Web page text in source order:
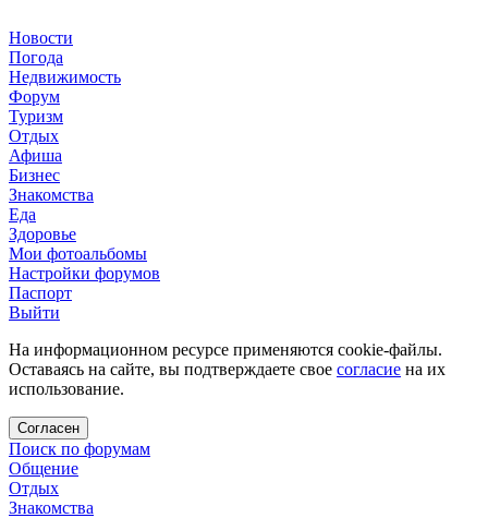
Новости
Погода
Недвижимость
Форум
Туризм
Отдых
Афиша
Бизнес
Знакомства
Еда
Здоровье
Мои фотоальбомы
Настройки форумов
Паспорт
Выйти
На информационном ресурсе применяются cookie-файлы.
Оставаясь на сайте, вы подтверждаете свое согласие на их
использование.
Согласен
Поиск по форумам
Общение
Отдых
Знакомства